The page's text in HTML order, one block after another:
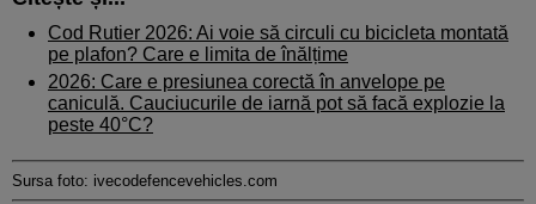
Cod Rutier 2026: Ai voie să circuli cu bicicleta montată
pe plafon? Care e limita de înălțime
2026: Care e presiunea corectă în anvelope pe
caniculă. Cauciucurile de iarnă pot să facă explozie la
peste 40°C?
Sursa foto: ivecodefencevehicles.com